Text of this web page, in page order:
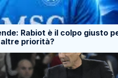
Rabiot è il colpo giusto
priorità?